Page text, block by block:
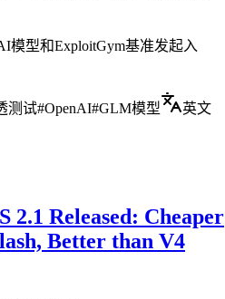
模型和ExploitGym基准发起入
测试#OpenAI#GLM模型 英文
2.1 Released: Cheaper
Better than V4